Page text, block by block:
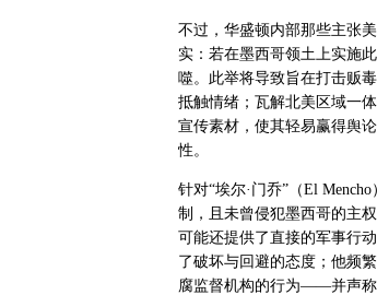
不过，华盛顿内部那些主张
实：若在墨西哥领土上实施
噬。此举将导致旨在打击贩
抵触情绪；瓦解北美区域一
宣传素材，使其轻易赢得舆
性。
针对“埃尔·门乔”（El Mencho
制，且未曾侵犯墨西哥的主
可能还提供了直接的军事行
了破坏与回避的态度；他频
腐监督机构的行为——并声称